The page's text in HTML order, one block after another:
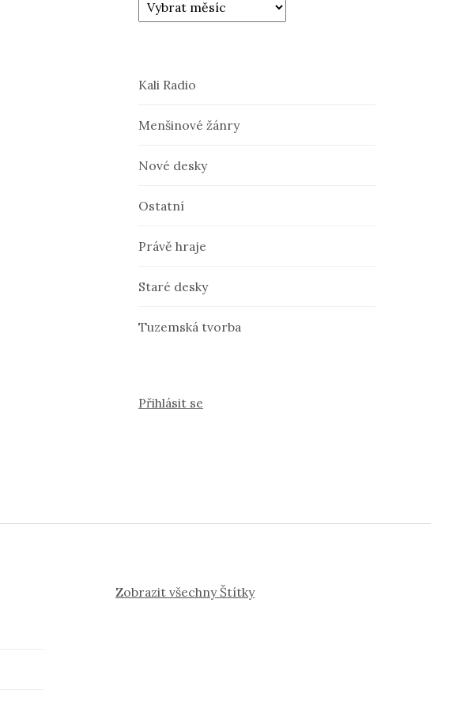
Kali Radio
Menšinové žánry
Nové desky
Ostatní
Právě hraje
Staré desky
Tuzemská tvorba
Přihlásit se
Zobrazit všechny Štítky